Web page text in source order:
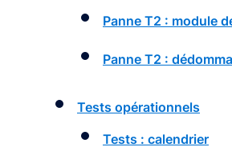
Panne T2 : module
Panne T2 :
Tests opérationnels
Tests : calendrier